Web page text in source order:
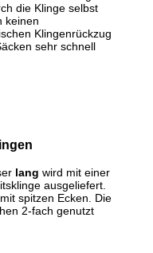
die Klinge selbst
keinen
Klingenrückzug
sehr schnell
lang wird mit einer
ausgeliefert.
spitzen Ecken. Die
2-fach genutzt